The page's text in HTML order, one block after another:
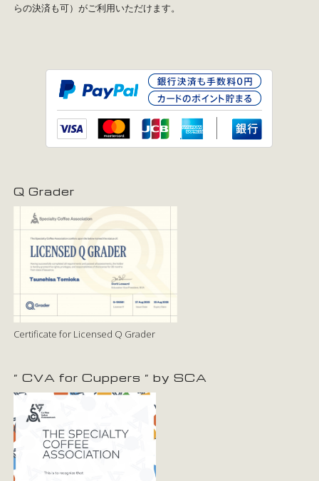
らの決済も可）がご利用いただけます。
Q Grader
Certificate for Licensed Q Grader
” CVA for Cuppers ” by SCA